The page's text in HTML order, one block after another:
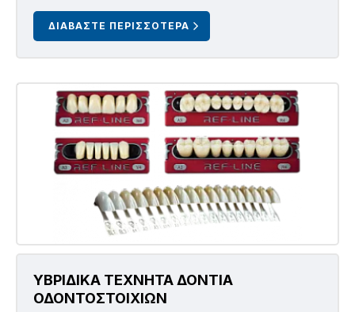
ΔΙΑΒΑΣΤΕ ΠΕΡΙΣΣΟΤΕΡΑ
ΥΒΡΙΔΙΚΑ ΤΕΧΝΗΤΑ ΔΟΝΤΙΑ
ΟΔΟΝΤΟΣΤΟΙΧΙΩΝ